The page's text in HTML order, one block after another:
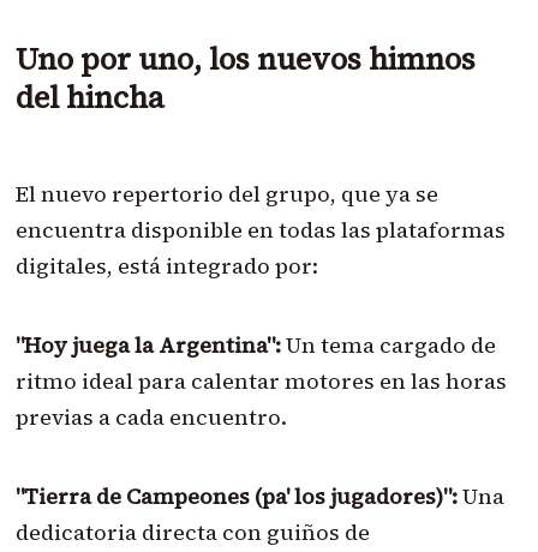
Uno por uno, los nuevos himnos
del hincha
El nuevo repertorio del grupo, que ya se
encuentra disponible en todas las plataformas
digitales, está integrado por:
"Hoy juega la Argentina":Un tema cargado de
ritmo ideal para calentar motores en las horas
previas a cada encuentro.
"Tierra de Campeones (pa' los jugadores)":Una
dedicatoria directa con guiños de